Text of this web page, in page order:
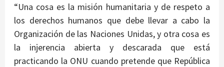
“Una cosa es la misión humanitaria y de respeto a
los derechos humanos que debe llevar a cabo la
Organización de las Naciones Unidas, y otra cosa es
la injerencia abierta y descarada que está
practicando la ONU cuando pretende que República